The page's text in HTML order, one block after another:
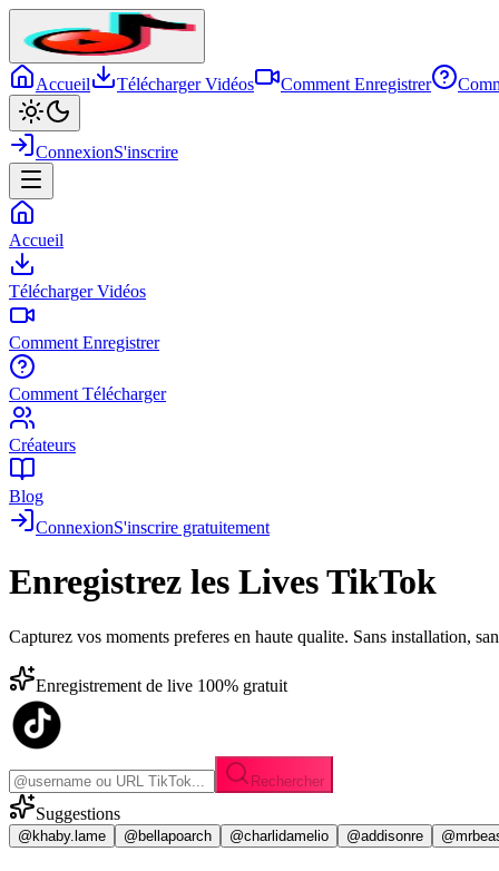
Accueil Télécharger Vidéos Comment Enregistrer
ConnexionS'inscrire
Accueil
Télécharger Vidéos
Comment Enregistrer
Comment Télécharger
Créateurs
Blog
ConnexionS'inscrire gratuitement
Enregistrez les Lives TikTok
Capturez vos moments preferes en haute qualite. Sans installation,
Enregistrement de live 100% gratuit
Rechercher
Suggestions
@khaby.lame @bellapoarch @charlidamelio @addisonre